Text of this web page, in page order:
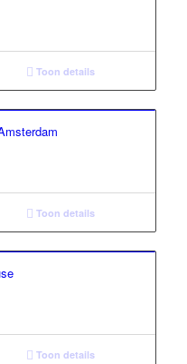
Toon details
Toon details
Toon details